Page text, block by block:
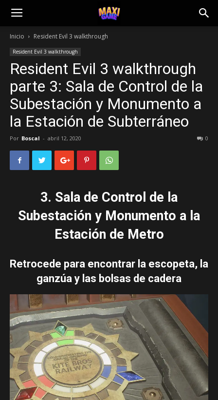
Inicio Resident Evil 3 walkthrough
Resident Evil 3 walkthrough
Resident Evil 3 walkthrough
parte 3: Sala de Control de la
Subestación y Monumento a
la Estación de Subterráneo
Por Boscal - abril 12, 2020 0
3. Sala de Control de la
Subestación y Monumento a la
Estación de Metro
Retrocede para encontrar la escopeta, la
ganzúa y las bolsas de cadera